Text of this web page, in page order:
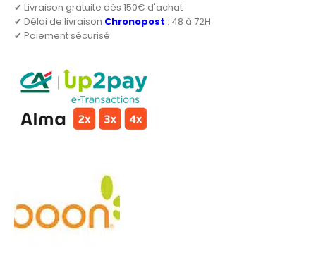
✔ Livraison gratuite dès 150€ d'achat
✔ Délai de livraison Chronopost : 48 à 72H
✔ Paiement sécurisé